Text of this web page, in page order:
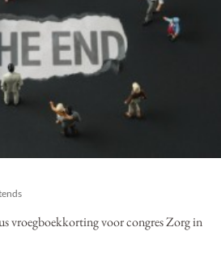
vroegboekkorting voor congres Zorg in